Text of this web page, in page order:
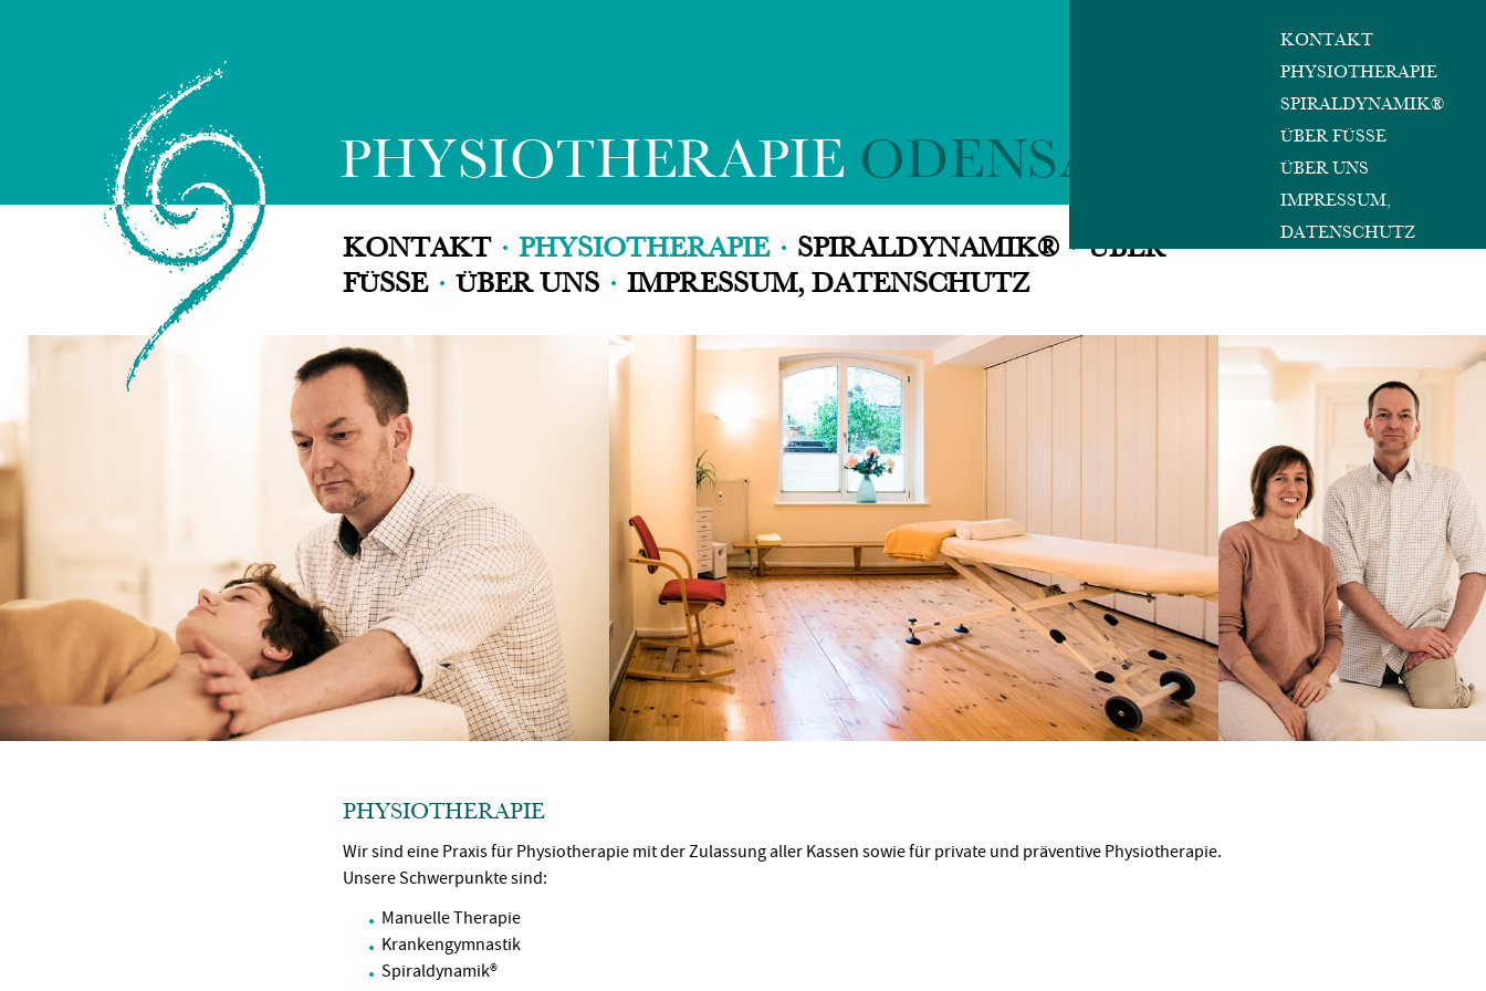
PHYSIOTHERAPIE ODENSASS
KONTAKT
PHYSIOTHERAPIE
SPIRAL­DYNAMIK®
ÜBER FÜSSE
ÜBER UNS
IMPRESSUM,
DATENSCHUTZ
KONTAKT PHYSIOTHERAPIE SPIRAL­DYNAMIK®
FÜSSE ÜBER UNS IMPRESSUM, DATENSCHUTZ
PHYSIOTHERAPIE
Wir sind eine Praxis für Physiotherapie mit der Zulassung aller Kassen sowie für private und präventive Physiotherapie.
Unsere Schwerpunkte sind:
Manuelle Therapie
Krankengymnastik
Spiraldynamik®